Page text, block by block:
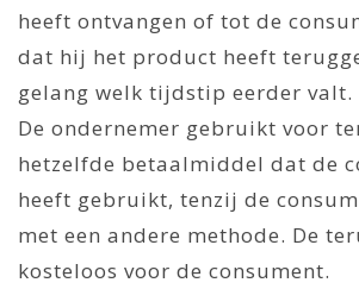
heeft ontvangen of tot de
dat hij het product heeft
gelang welk tijdstip eerder valt.
De ondernemer gebruikt voor
hetzelfde betaalmiddel dat de
heeft gebruikt, tenzij de
met een andere methode. De
kosteloos voor de consument.